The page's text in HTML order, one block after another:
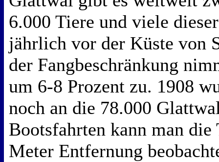
6.000 Tiere und viele
jährlich vor der Küste von
der Fangbeschränkung
um 6-8 Prozent zu. 1908
noch an die 78.000
Bootsfahrten kann man die
Meter Entfernung